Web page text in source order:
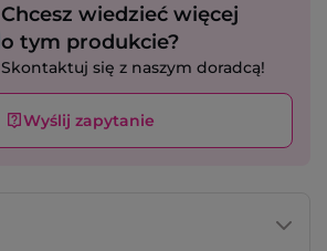
Chcesz wiedzieć więcej
o tym produkcie?
Skontaktuj się z naszym doradcą!
Wyślij zapytanie